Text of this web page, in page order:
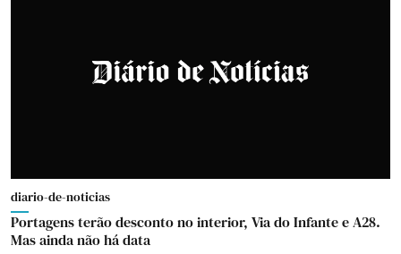
diario-de-noticias
Portagens terão desconto no interior, Via do Infante e A28.
Mas ainda não há data